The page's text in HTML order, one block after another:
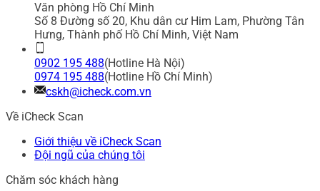
Văn phòng Hồ Chí Minh
Số 8 Đường số 20, Khu dân cư Him Lam, Phường Tân
Hưng, Thành phố Hồ Chí Minh, Việt Nam
0902 195 488(Hotline Hà Nội)
0974 195 488(Hotline Hồ Chí Minh)
cskh@icheck.com.vn
Về iCheck Scan
Giới thiệu về iCheck Scan
Đội ngũ của chúng tôi
Chăm sóc khách hàng